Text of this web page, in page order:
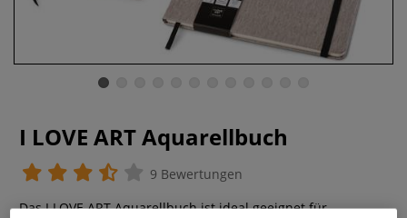
I LOVE ART Aquarellbuch
9 Bewertungen
Das I LOVE ART Aquarellbuch ist ideal geeignet für